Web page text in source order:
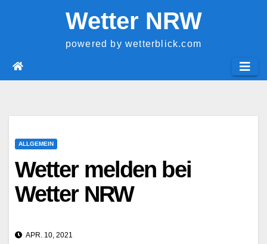
Wetter NRW
powered by wetterblick.com
ALLGEMEIN
Wetter melden bei
Wetter NRW
APR. 10, 2021